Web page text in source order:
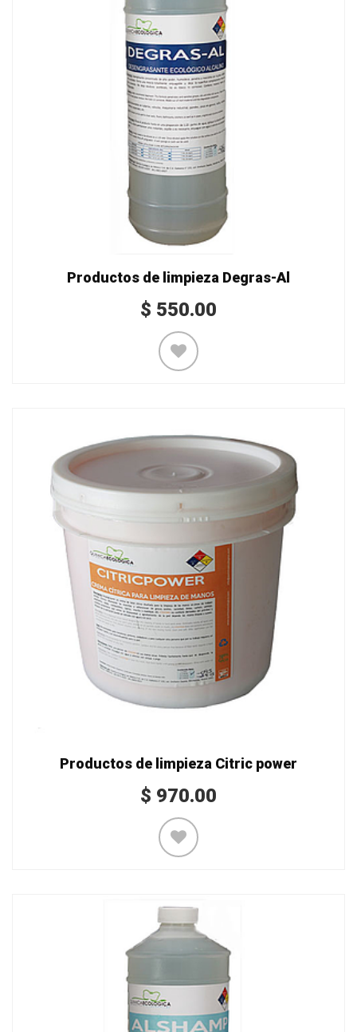
Productos de limpieza Degras-Al
$ 550.00
Productos de limpieza Citric power
$ 970.00